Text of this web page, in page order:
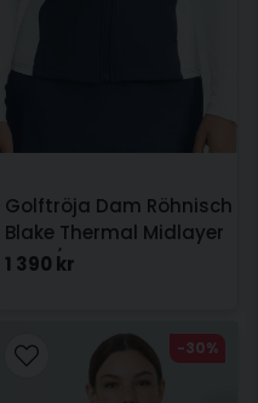
Golftröja Dam Röhnisch
Blake Thermal Midlayer
Navy/Vit
1 390 kr
-30%